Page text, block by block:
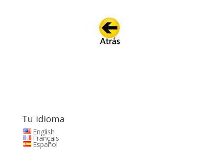
Tu idioma
English
Français
Español